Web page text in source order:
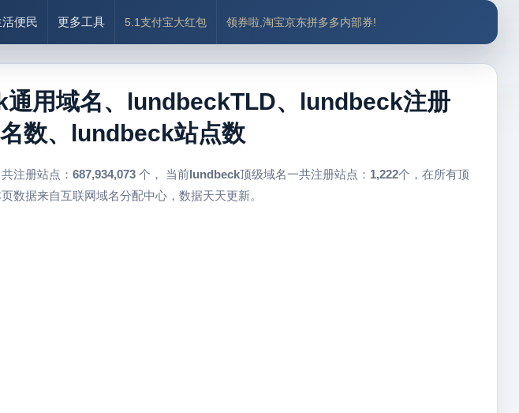
便民 更多工具 5.1支付宝大红包 领券啦,淘宝京东拼多多内部券!
用域名、lundbeckTLD、lundbeck注册
数、lundbeck站点数
注册站点： 687,934,073 个， 当前lundbeck顶级域名一共注册站点： 1,222个，在所有顶
数据来自互联网域名分配中心，数据天天更新。